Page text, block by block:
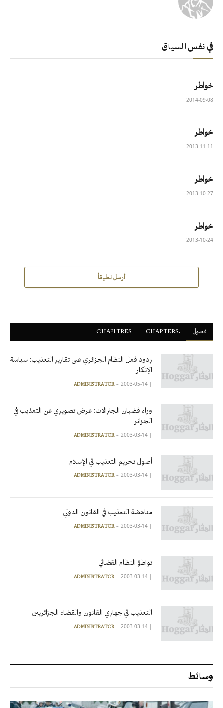
في نفس السياق
خواطر
2014-09-08
خواطر
2013-11-11
خواطر
2013-10-27
خواطر
2013-10-24
أرسل تعليقاً
فصول CHAPITRES
ردود فعل النظام الجزائري على تقارير التعذيب: سياسة
الإنكار
|
ADMINISTRATOR 2003-05-14
وراء قضبان الجنرالات: عرض تصويري عن التعذيب في
الجزائر
|
ADMINISTRATOR 2003-03-14
أصول تحريم التعذيب في الإسلام
|
ADMINISTRATOR 2003-03-14
مناهضة التعذيب في القانون الدولي
|
ADMINISTRATOR 2003-03-14
تواطؤ النظام القضائي
|
ADMINISTRATOR 2003-03-14
التعذيب في جهازي القانون والقضاء الجزائريين
|
ADMINISTRATOR 2003-03-14
وسائط